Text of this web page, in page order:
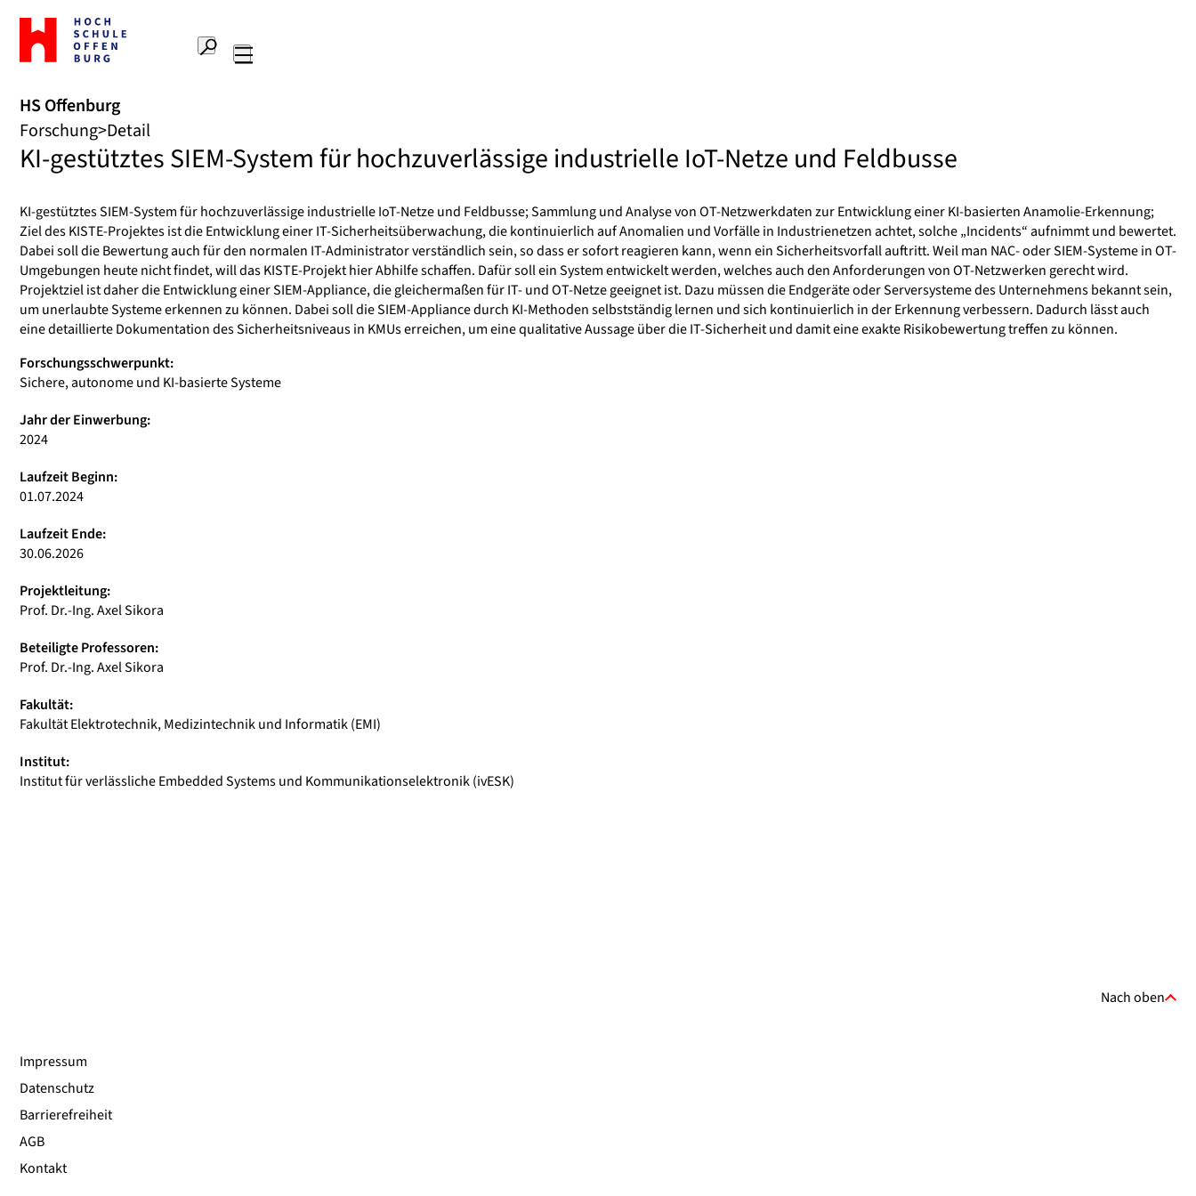
Zur
Startseite
Hochschule
Suche
HS Offenburg
Forschung Detail
KI-gestütztes SIEM-System für hochzuverlässige industrielle IoT-Netze und Feldbusse
KI-gestütztes SIEM-System für hochzuverlässige industrielle IoT-Netze und Feldbusse; Sammlung und Analyse von OT-Netzwerkdaten zur Entwicklung einer KI-basierten Anamolie-Erkennung;
Ziel des KISTE-Projektes ist die Entwicklung einer IT-Sicherheitsüberwachung, die kontinuierlich auf Anomalien und Vorfälle in Industrienetzen achtet, solche „Incidents“ aufnimmt und bewertet.
Dabei soll die Bewertung auch für den normalen IT-Administrator verständlich sein, so dass er sofort reagieren kann, wenn ein Sicherheitsvorfall auftritt. Weil man NAC- oder SIEM-Systeme in OT-
Umgebungen heute nicht findet, will das KISTE-Projekt hier Abhilfe schaffen. Dafür soll ein System entwickelt werden, welches auch den Anforderungen von OT-Netzwerken gerecht wird.
Projektziel ist daher die Entwicklung einer SIEM-Appliance, die gleichermaßen für IT- und OT-Netze geeignet ist. Dazu müssen die Endgeräte oder Serversysteme des Unternehmens bekannt sein,
um unerlaubte Systeme erkennen zu können. Dabei soll die SIEM-Appliance durch KI-Methoden selbstständig lernen und sich kontinuierlich in der Erkennung verbessern. Dadurch lässt auch
eine detaillierte Dokumentation des Sicherheitsniveaus in KMUs erreichen, um eine qualitative Aussage über die IT-Sicherheit und damit eine exakte Risikobewertung treffen zu können.
Forschungsschwerpunkt:
Sichere, autonome und KI-basierte Systeme
Jahr der Einwerbung:
2024
Laufzeit Beginn:
01.07.2024
Laufzeit Ende:
30.06.2026
Projektleitung:
Prof. Dr.-Ing. Axel Sikora
Beteiligte Professoren:
Prof. Dr.-Ing. Axel Sikora
Fakultät:
Fakultät Elektrotechnik, Medizintechnik und Informatik (EMI)
Institut:
Institut für verlässliche Embedded Systems und Kommunikationselektronik (ivESK)
Nach oben
Impressum
Datenschutz
Barrierefreiheit
AGB
Kontakt